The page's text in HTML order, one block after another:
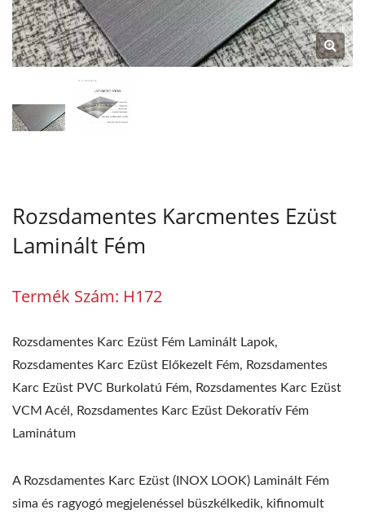
Ipari Minőségű Titánbevonatú
Acél Gyártó | Lienchy Metal
Rozsdamentes Karcmentes Ezüst
Laminált Fém
Termék Szám: H172
Rozsdamentes Karc Ezüst Fém Laminált Lapok,
Rozsdamentes Karc Ezüst Előkezelt Fém, Rozsdamentes
Karc Ezüst PVC Burkolatú Fém, Rozsdamentes Karc Ezüst
VCM Acél, Rozsdamentes Karc Ezüst Dekoratív Fém
Laminátum
A Rozsdamentes Karc Ezüst (INOX LOOK) Laminált Fém
sima és ragyogó megjelenéssel büszkélkedik, kifinomult